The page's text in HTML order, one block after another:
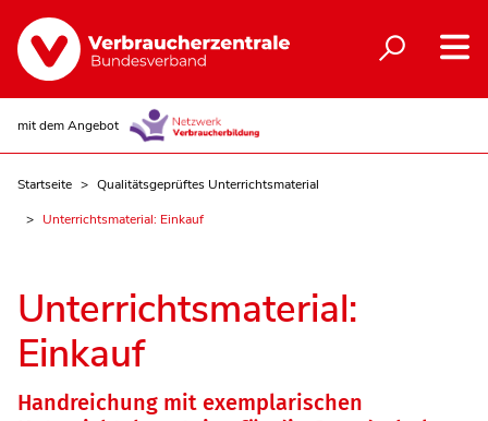
mit dem Angebot
Startseite
Qualitätsgeprüftes Unterrichtsmaterial
Unterrichtsmaterial: Einkauf
Unterrichtsmaterial:
Einkauf
Handreichung mit exemplarischen